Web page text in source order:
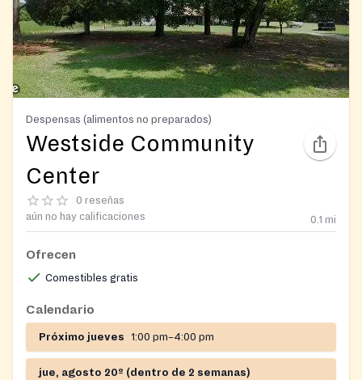
Despensas (alimentos no preparados)
Westside Community
Center
0 reseñas
aún no hay calificaciones
0.1 mi
Ofrecen
Comestibles gratis
Calendario
Próximo jueves 1:00 pm–4:00 pm
jue, agosto 20º (dentro de 2 semanas)